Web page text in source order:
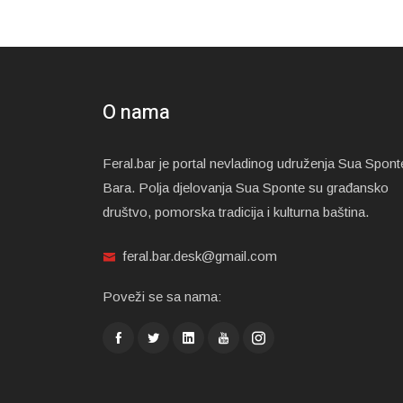
O nama
Feral.bar je portal nevladinog udruženja Sua
Bara. Polja djelovanja Sua Sponte su građansko
društvo, pomorska tradicija i kulturna baština.
feral.bar.desk@gmail.com
Poveži se sa nama: